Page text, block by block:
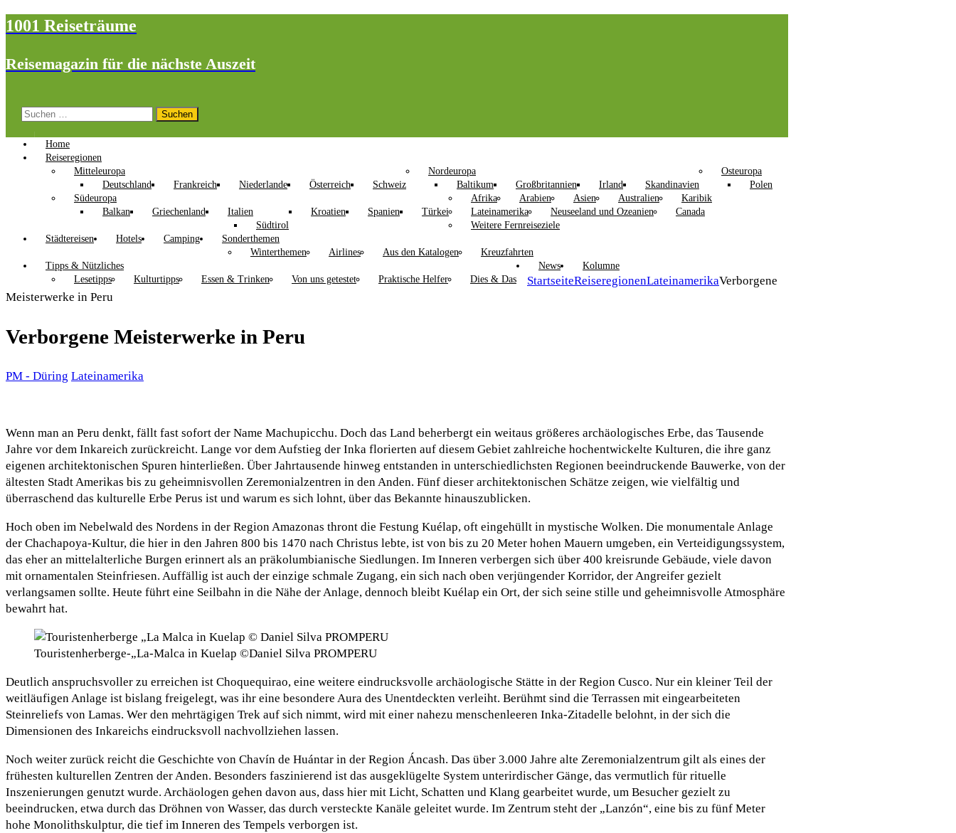
1001 Reiseträume
Reisemagazin für die nächste Auszeit
Suchen
Home
Reiseregionen
Mitteleuropa
Deutschland
Frankreich Niederlande Österreich Schweiz
Nordeuropa
Baltikum
Großbritannien Irland Skandinavien
Osteuropa
Polen
Südeuropa
Balkan
Griechenland
Italien
Südtirol
Kroatien Spanien Türkei
Afrika Arabien Asien Australien
Karibik
Lateinamerika
Neuseeland und Ozeanien
Canada
Weitere Fernreiseziele
Städtereisen
Hotels Camping
Sonderthemen
Winterthemen
Airlines Aus den Katalogen
Kreuzfahrten
Tipps & Nützliches
Lesetipps
Kulturtipps Essen & Trinken Von uns getestet Praktische Helfer Dies & Das
News Kolumne
StartseiteReiseregionenLateinamerikaVerborgene
Meisterwerke in Peru
Verborgene Meisterwerke in Peru
PM - Düring Lateinamerika
Wenn man an Peru denkt, fällt fast sofort der Name Machupicchu. Doch das Land beherbergt ein weitaus größeres archäologisches Erbe, das Tausende
Jahre vor dem Inkareich zurückreicht. Lange vor dem Aufstieg der Inka florierten auf diesem Gebiet zahlreiche hochentwickelte Kulturen, die ihre ganz
eigenen architektonischen Spuren hinterließen. Über Jahrtausende hinweg entstanden in unterschiedlichsten Regionen beeindruckende Bauwerke, von der
ältesten Stadt Amerikas bis zu geheimnisvollen Zeremonialzentren in den Anden. Fünf dieser architektonischen Schätze zeigen, wie vielfältig und
überraschend das kulturelle Erbe Perus ist und warum es sich lohnt, über das Bekannte hinauszublicken.
Hoch oben im Nebelwald des Nordens in der Region Amazonas thront die Festung Kuélap, oft eingehüllt in mystische Wolken. Die monumentale Anlage
der Chachapoya-Kultur, die hier in den Jahren 800 bis 1470 nach Christus lebte, ist von bis zu 20 Meter hohen Mauern umgeben, ein Verteidigungssystem,
das eher an mittelalterliche Burgen erinnert als an präkolumbianische Siedlungen. Im Inneren verbergen sich über 400 kreisrunde Gebäude, viele davon
mit ornamentalen Steinfriesen. Auffällig ist auch der einzige schmale Zugang, ein sich nach oben verjüngender Korridor, der Angreifer gezielt
verlangsamen sollte. Heute führt eine Seilbahn in die Nähe der Anlage, dennoch bleibt Kuélap ein Ort, der sich seine stille und geheimnisvolle Atmosphäre
bewahrt hat.
Touristenherberge-„La-Malca in Kuelap ©Daniel Silva PROMPERU
Deutlich anspruchsvoller zu erreichen ist Choquequirao, eine weitere eindrucksvolle archäologische Stätte in der Region Cusco. Nur ein kleiner Teil der
weitläufigen Anlage ist bislang freigelegt, was ihr eine besondere Aura des Unentdeckten verleiht. Berühmt sind die Terrassen mit eingearbeiteten
Steinreliefs von Lamas. Wer den mehrtägigen Trek auf sich nimmt, wird mit einer nahezu menschenleeren Inka-Zitadelle belohnt, in der sich die
Dimensionen des Inkareichs eindrucksvoll nachvollziehen lassen.
Noch weiter zurück reicht die Geschichte von Chavín de Huántar in der Region Áncash. Das über 3.000 Jahre alte Zeremonialzentrum gilt als eines der
frühesten kulturellen Zentren der Anden. Besonders faszinierend ist das ausgeklügelte System unterirdischer Gänge, das vermutlich für rituelle
Inszenierungen genutzt wurde. Archäologen gehen davon aus, dass hier mit Licht, Schatten und Klang gearbeitet wurde, um Besucher gezielt zu
beeindrucken, etwa durch das Dröhnen von Wasser, das durch versteckte Kanäle geleitet wurde. Im Zentrum steht der „Lanzón“, eine bis zu fünf Meter
hohe Monolithskulptur, die tief im Inneren des Tempels verborgen ist.